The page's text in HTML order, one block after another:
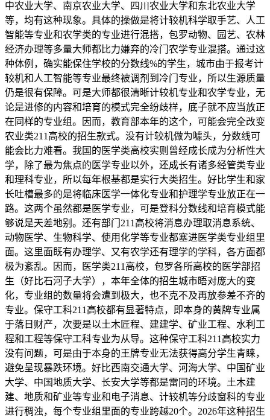
中农业大学、南京农业大学、四川农业大学和东北农业大学
等，均有这种现象。具体的操做是将计较机科学取手艺、人工
智能等专业和农学类的专业进行混搭，包罗动物、园艺、农林
经济办理等多量大师都比力嫌弃的冷门农学专业混搭。通过这
种体例，确实能保住学校的分数线%的学生，城市由于报考计
较机和人工智能等专业最终被调剂到冷门专业，所以生源质量
仍是很有保障。可是大师都很清晰计较机专业和农学专业，无
论是进修的内容和培育的模式完全纷歧样，底子就不应当放正
在同样的专业组。因而，教育部本年的这个，可能会完全改变
农业类211高校的招生款式。没有计较机做为噱头，分数线可
能会比力难看。我国的医学类高校实则曾经成长成为分析性大
学，除了最为焦点的医学专业以外，还成长有诸多经管类专业
和理科专业，所以每年根基都是实行大类招生。好比学生和家
长吐槽最多的是将临床医学一体化专业和护理学专业放正在一
路。这两个虽然都是医学专业，可是登科分数线和培育模式能
够说是天差地别。还有部门211高校将消息办理取消息系统、
动物医学、生物科学、使用化学等专业都塞进医学类专业组里
面。这里面既有办理学、又有农学还有理学的学科，各方面都
极为紊乱。因而，医学类211高校，包罗各所高校的医学部招
生（好比石河子大学），本年全体的招生城市晤对庞大的变
化，专业组的数量将会遭到极大，也不克不及再放参差不齐的
专业。保守工科211高校都有显著特点，即本身的黄牌专业属
于落日财产，次要是以土木匠程、建建学、矿业工程、水利工
程和工程等保守工科专业为从导。这种保守工科211高校实力
没有问题，可是由于本身的王牌专业无法获得高分学生青睐，
避免呈现暴跌环境。好比西南交通大学、河海大学、中国矿业
大学、中国地质大学、长安大学等都是雷同的环境。土木建
建、地质和矿业等专业和电子消息、计较机等分歧窗科的专业
进行稠浊，每个专业组里面的专业跨越20个。2026年这种招生